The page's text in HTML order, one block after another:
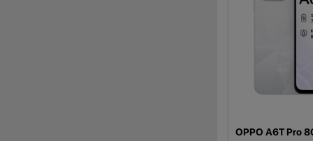
OPPO A6T Pro